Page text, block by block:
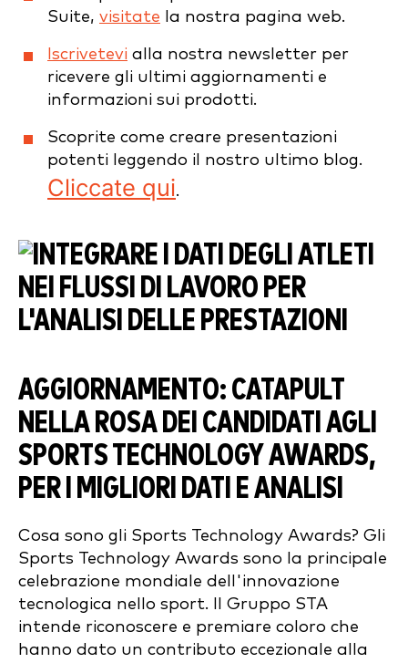
Suite, visitate la nostra pagina web.
Iscrivetevi alla nostra newsletter per
ricevere gli ultimi aggiornamenti e
informazioni sui prodotti.
Scoprite come creare presentazioni
potenti leggendo il nostro ultimo blog.
Cliccate qui.
AGGIORNAMENTO: CATAPULT
NELLA ROSA DEI CANDIDATI AGLI
SPORTS TECHNOLOGY AWARDS,
PER I MIGLIORI DATI E ANALISI
Cosa sono gli Sports Technology Awards? Gli
Sports Technology Awards sono la principale
celebrazione mondiale dell'innovazione
tecnologica nello sport. Il Gruppo STA
intende riconoscere e premiare coloro che
hanno dato un contributo eccezionale alla